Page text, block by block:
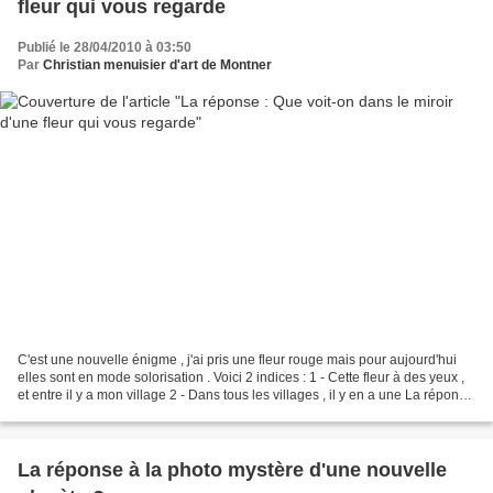
fleur qui vous regarde
Publié le 28/04/2010 à 03:50
Par Christian menuisier d'art de Montner
C'est une nouvelle énigme , j'ai pris une fleur rouge mais pour aujourd'hui
elles sont en mode solorisation . Voici 2 indices : 1 - Cette fleur à des yeux ,
et entre il y a mon village 2 - Dans tous les villages , il y en a une La réponse
La réponse à la photo mystère d'une nouvelle